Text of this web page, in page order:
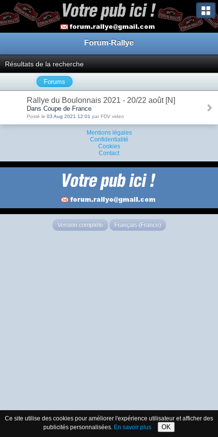
Forum-Rallye
Résultats de la recherche
Forums
Rallye du Boulonnais 2021 - 20/22 août [N]
Dans Coupe de France
Posté le 03 Aug 2021 12:01 par FDV video
Mentions légales
Confidentialité
Cookies
Contact
Version complète Français (France)
Ce site utilise des cookies pour améliorer l'expérience utilisateur et afficher des
publicités personnalisées. En savoir plus OK